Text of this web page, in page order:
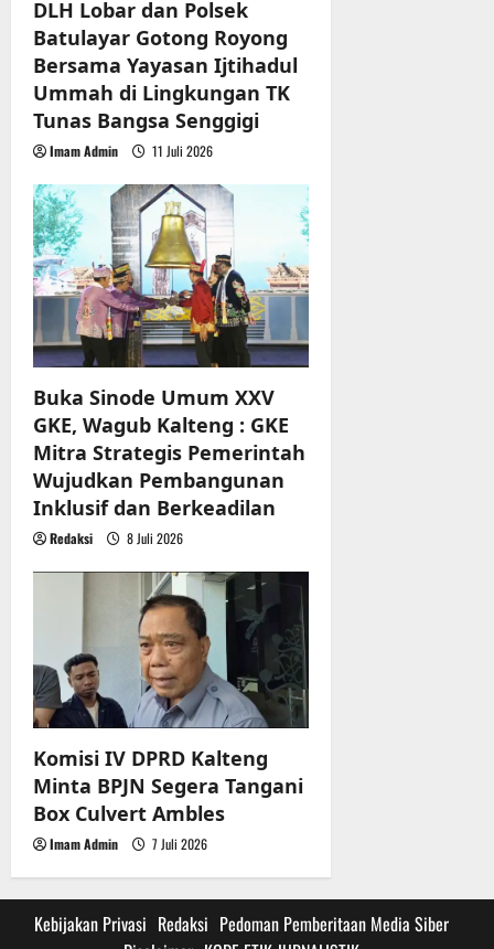
n
DLH Lobar dan Polsek
Batulayar Gotong Royong
Bersama Yayasan Ijtihadul
Ummah di Lingkungan TK
Tunas Bangsa Senggigi
Imam Admin 11 Juli 2026
Buka Sinode Umum XXV
GKE, Wagub Kalteng : GKE
Mitra Strategis Pemerintah
Wujudkan Pembangunan
Inklusif dan Berkeadilan
Redaksi 8 Juli 2026
Komisi IV DPRD Kalteng
Minta BPJN Segera Tangani
Box Culvert Ambles
Imam Admin 7 Juli 2026
Kebijakan Privasi Redaksi Pedoman Pemberitaan Media Siber